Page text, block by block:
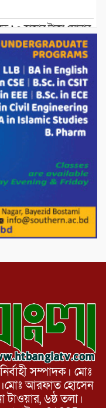
১০ হাজার টাকা সোনার
উদ্দিন আহমদের
পোর্টাল ও আইপি
ইসমাইল হোসেনের
দিবস উপলক্ষে
দিবসে শহিদ ও জুলাই
উপজেলা শাখার
সম্পাদক। মোঃ
আরফাত হোসেন
৬ষ্ঠ তলা।